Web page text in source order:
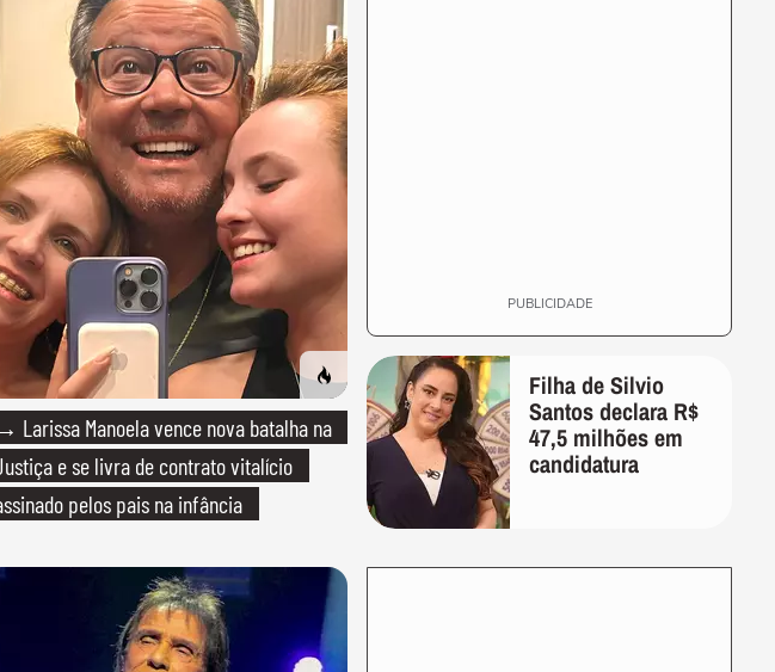
→ Larissa Manoela vence nova batalha na
e se livra de contrato vitalício
pelos pais na infância
PUBLICIDADE
Filha de Silvio
Santos declara R$
47,5 milhões em
candidatura